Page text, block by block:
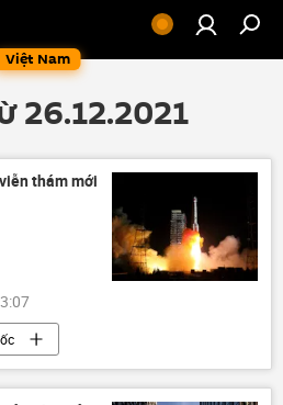
Việt Nam
26.12.2021
thám mới